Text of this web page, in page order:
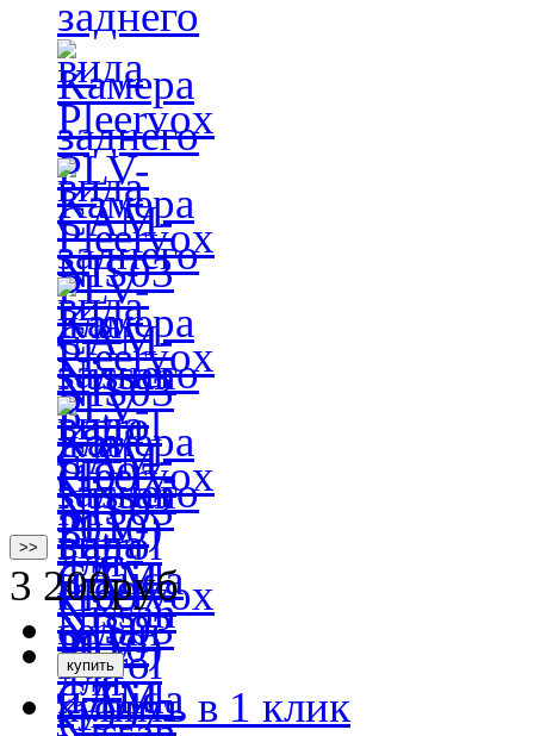
>>
3 200руб
купить в 1 клик